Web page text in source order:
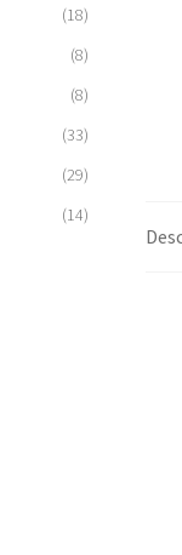
(18)
(8)
(8)
(33)
(29)
(14)